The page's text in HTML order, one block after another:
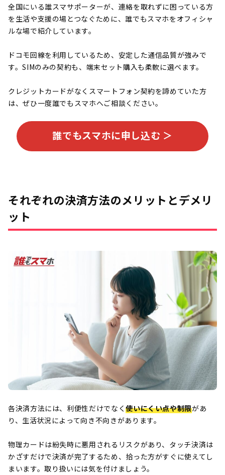
全国にいる誰スマサポーターが、連絡を取れずに困っている方
を生活や支援の場とつなぐために、誰でもスマホをオフィシャ
ルな場で紹介しています。
ドコモ回線を利用しているため、安定した通信品質が強みで
す。SIMのみの契約も、端末セット購入も柔軟に選べます。
クレジットカードがなくスマートフォン契約を諦めていた方
は、ぜひ一度誰でもスマホへご相談ください。
誰でもスマホに申し込む ＞
それぞれの決済方法のメリットとデメリ
ット
各決済方法には、利便性だけでなく使いにくい点や制限があ
り、生活状況によって向き不向きがあります。
物理カードは紛失時に悪用されるリスクがあり、タッチ決済は
かざすだけで決済が完了するため、拾った方がすぐに使えてし
まいます。取り扱いには気を付けましょう。